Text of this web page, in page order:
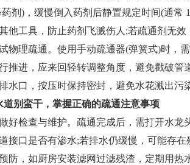
剂)，缓慢倒入药剂后静置规定时间(通常
他工具，防止药剂飞溅伤人;若疏通剂无
物理疏通。使用手动疏通器(弹簧式)时，
推进，应来回轻转调整角度，避免戳破管
水口，按压时保持密封，避免水花溅出污
道别蛮干，掌握正确的疏通注意事项
检查与维护。疏通完成后，需打开水龙
接口是否有渗水;若排水仍缓慢，可能存
防，如厨房安装滤网过滤残渣，定期用热